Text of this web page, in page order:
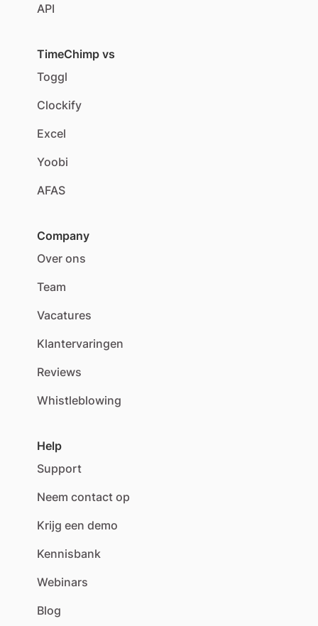
API
TimeChimp vs
Toggl
Clockify
Excel
Yoobi
AFAS
Company
Over ons
Team
Vacatures
Klantervaringen
Reviews
Whistleblowing
Help
Support
Neem contact op
Krijg een demo
Kennisbank
Webinars
Blog